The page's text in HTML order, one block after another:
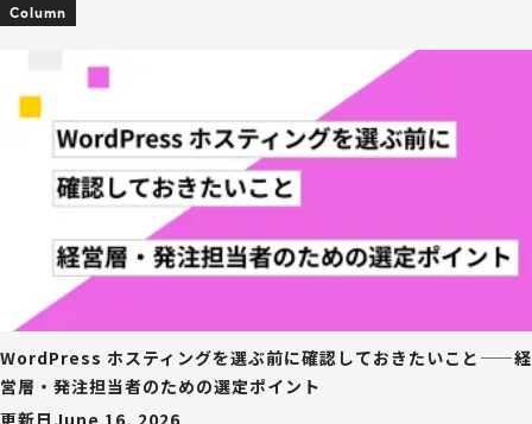
Column
WordPress ホスティングを選ぶ前に確認しておきたいこと——経
営層・発注担当者のための選定ポイント